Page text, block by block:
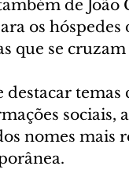
de
os
que se
destacar
sociais,
nomes mais